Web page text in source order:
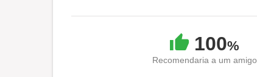
.
100%
Recomendaria a um amigo